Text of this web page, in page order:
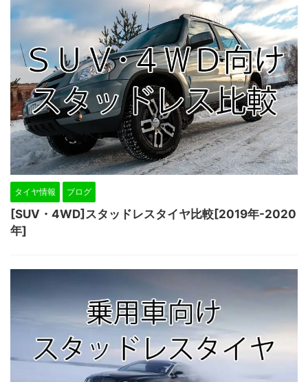
タイヤ情報 ブログ
[SUV・4WD]スタッドレスタイヤ比較[2019年-2020
年]